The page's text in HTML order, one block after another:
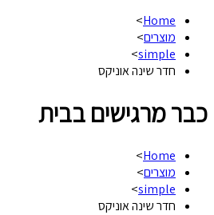
Home
>
מוצרים>
simple
>
חדר שינה אוניקס
כבר מרגישים בבית
Home
>
מוצרים>
simple
>
חדר שינה אוניקס